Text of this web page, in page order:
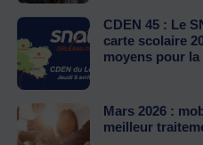
CDEN 45 : Le
carte scolaire
moyens pour la
Mars 2026 :
meilleur